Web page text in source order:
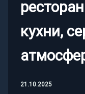
кухни,
21.10.2025